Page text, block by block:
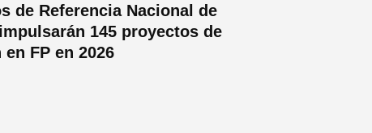
de Referencia Nacional de
145 proyectos de
FP en 2026